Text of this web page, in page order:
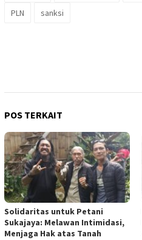
PLN sanksi
POS TERKAIT
Solidaritas untuk Petani
Sukajaya: Melawan Intimidasi,
Menjaga Hak atas Tanah